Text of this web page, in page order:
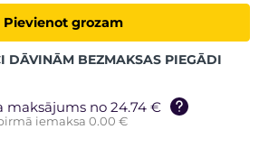
Pievienot grozam
DĀVINĀM BEZMAKSAS PIEGĀDI
maksājums no 24.74 €
iemaksa 0.00 €